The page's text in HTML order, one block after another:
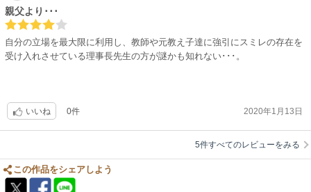
親父より･･･
自分の立場を最大限に利用し、教師や元教え子達に強引にスミレの存在を
受け入れさせている理事長先生の方が謎かも知れない･･･。
いいね 0件 2020年1月13日
5件すべてのレビューをみる
この作品をシェアしよう